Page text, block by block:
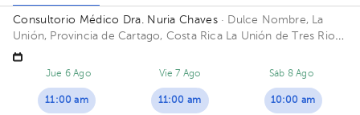
Consultorio Médico Dra. Nuria Chaves· Dulce Nombre, La
Unión, Provincia de Cartago, Costa Rica La Unión de Tres Rios,
Dulce Nombre del bar la Esquina de Papi, 25 mtrs este, tercera
casa a la derecha
Jue 6 Ago
11:00 am
Vie 7 Ago
11:00 am
Sáb 8 Ago
10:00 am